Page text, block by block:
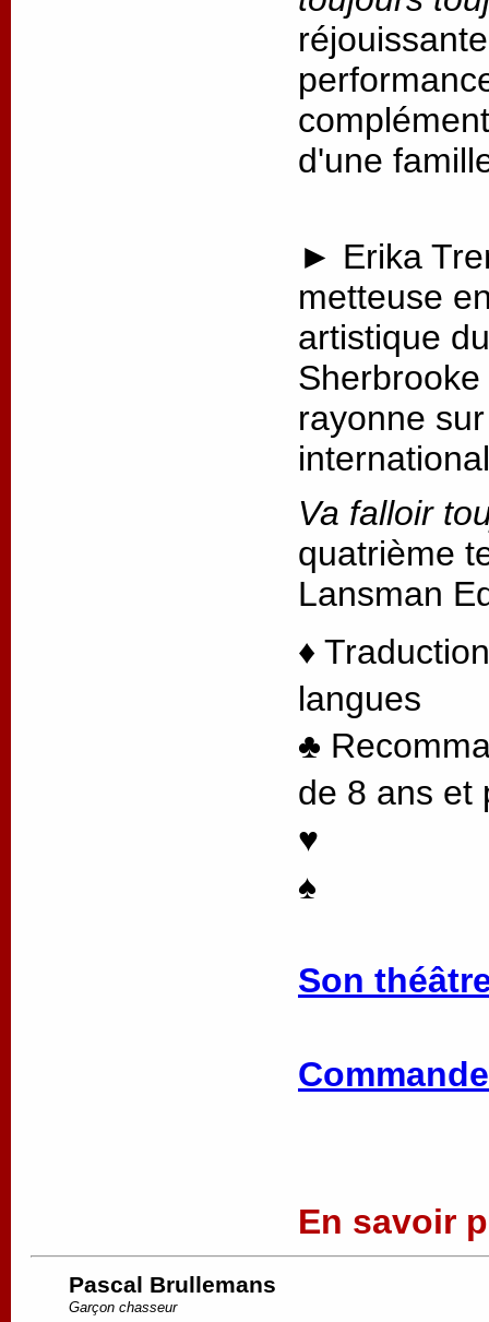
d'une
► Erika
metteuse
artistique
rayonne
Va falloir
quatrième
Lansman
♦
langues
♣
de 8 ans et
♥
♠
Son
En savoir
Pascal Brullemans
Garçon chasseur